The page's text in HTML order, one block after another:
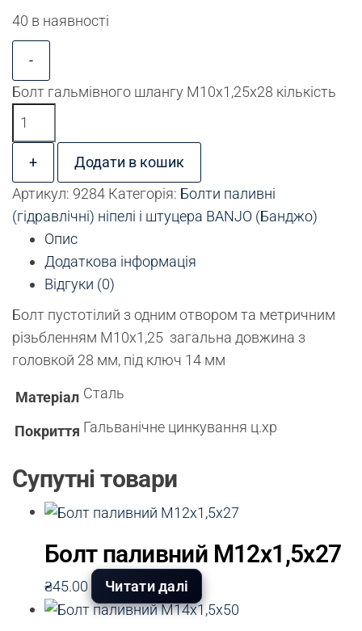
40 в наявності
-
Болт гальмівного шлангу М10х1,25х28 кількість
+
Додати в кошик
Артикул: 9284 Категорія: Болти паливні
(гідравлічні) ніпелі і штуцера BANJO (Банджо)
Опис
Додаткова інформація
Відгуки (0)
Болт пустотілий з одним отвором та метричним
різьбленням М10х1,25 загальна довжина з
головкой 28 мм, під ключ 14 мм
Матеріал Сталь
Покриття Гальванічне цинкування ц.хр
Супутні товари
Болт паливний М12х1,5х27
₴45.00 Читати далі